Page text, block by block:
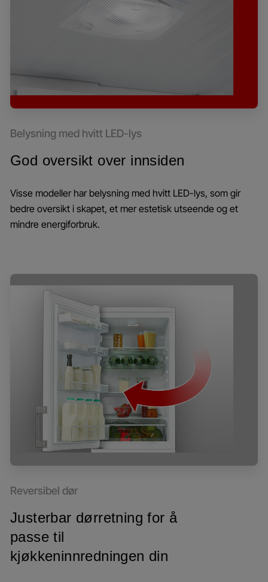
Belysning med hvitt LED-lys
God oversikt over innsiden
Visse modeller har belysning med hvitt LED-lys, som gir
bedre oversikt i skapet, et mer estetisk utseende og et
mindre energiforbruk.
Reversibel dør
Justerbar dørretning for å
passe til
kjøkkeninnredningen din